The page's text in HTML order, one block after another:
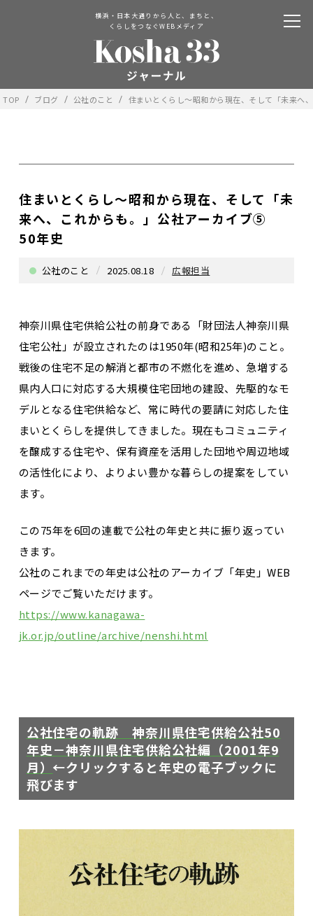
横浜・日本大通りから人と、まちと、
くらしをつなぐWEBメディア
TOP ブログ 公社のこと 住まいとくらし～昭和から現在、そして「未来
住まいとくらし～昭和から現在、そして「未
来へ、これからも。」公社アーカイブ⑤
50年史
公社のこと 2025.08.18 広報担当
神奈川県住宅供給公社の前身である「財団法人神奈川県
住宅公社」が設立されたのは1950年(昭和25年)のこと。
戦後の住宅不足の解消と都市の不燃化を進め、急増する
県内人口に対応する大規模住宅団地の建設、先駆的なモ
デルとなる住宅供給など、常に時代の要請に対応した住
まいとくらしを提供してきました。現在もコミュニティ
を醸成する住宅や、保有資産を活用した団地や周辺地域
の活性化により、よりよい豊かな暮らしの提案をしてい
ます。
この75年を6回の連載で公社の年史と共に振り返ってい
きます。
公社のこれまでの年史は公社のアーカイブ「年史」WEB
ページでご覧いただけます。
https://www.kanagawa-
jk.or.jp/outline/archive/nenshi.html
公社住宅の軌跡 神奈川県住宅供給公社50
年史－神奈川県住宅供給公社編 （2001年9
月） ←クリックすると年史の電子ブックに
飛びます